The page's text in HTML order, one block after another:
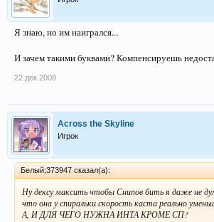
Я знаю, но им наигрался...
И зачем такими буквами? Компенсируешь
22 дек 2008
Across the Skyline
Игрок
Белый;373947 сказал(а):
Ну дексу максить чтобы Снипов бить я даже не
что она у спиральки скорость каста реально
А, И ДЛЯ ЧЕГО НУЖНА ИНТА КРОМЕ СП?